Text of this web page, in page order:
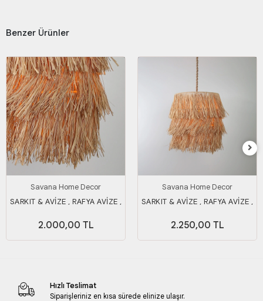
Benzer Ürünler
Savana Home Decor
SARKIT & AVİZE , RAFYA AVİZE ,
2.000,00 TL
Savana Home Decor
SARKIT & AVİZE , RAFYA AVİZE ,
2.250,00 TL
Hızlı Teslimat
Siparişleriniz en kısa sürede elinize ulaşır.